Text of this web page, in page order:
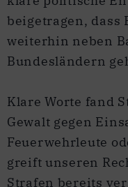
beigetragen, dass
weiterhin neben
Bundesländern
Klare Worte fand
Gewalt gegen
Feuerwehrleute
greift unseren
Strafen bereits